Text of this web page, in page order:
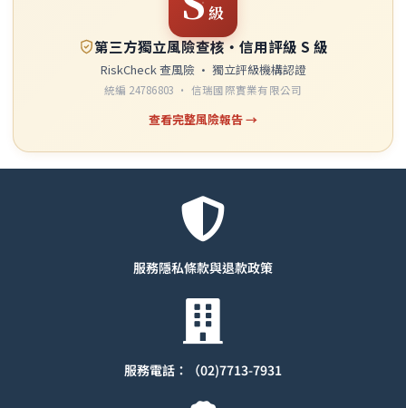
級
第三方獨立風險查核・信用評級 S 級
RiskCheck 查風險 · 獨立評級機構認證
統編 24786803 · 信瑞國際實業有限公司
查看完整風險報告 →
服務隱私條款與退款政策
服務電話：（02)7713-7931